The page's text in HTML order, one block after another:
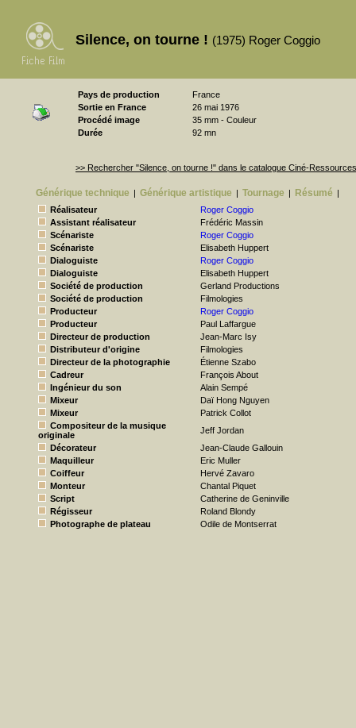
Silence, on tourne ! (1975) Roger Coggio
Pays de production
France
Sortie en France
26 mai 1976
Procédé image
35 mm - Couleur
Durée
92 mn
>> Rechercher "Silence, on tourne !" dans le catalogue Ciné-Ressources
Générique technique | Générique artistique | Tournage | Résumé |
Réalisateur
Roger Coggio
Assistant réalisateur
Frédéric Massin
Scénariste
Roger Coggio
Scénariste
Elisabeth Huppert
Dialoguiste
Roger Coggio
Dialoguiste
Elisabeth Huppert
Société de production
Gerland Productions
Société de production
Filmologies
Producteur
Roger Coggio
Producteur
Paul Laffargue
Directeur de production
Jean-Marc Isy
Distributeur d'origine
Filmologies
Directeur de la photographie
Étienne Szabo
Cadreur
François About
Ingénieur du son
Alain Sempé
Mixeur
Daï Hong Nguyen
Mixeur
Patrick Collot
Compositeur de la musique
originale
Jeff Jordan
Décorateur
Jean-Claude Gallouin
Maquilleur
Eric Muller
Coiffeur
Hervé Zavaro
Monteur
Chantal Piquet
Script
Catherine de Geninville
Régisseur
Roland Blondy
Photographe de plateau
Odile de Montserrat